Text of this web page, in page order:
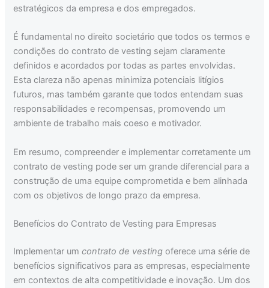
estratégicos da empresa e dos empregados.
É fundamental no direito societário que todos os termos e
condições do contrato de vesting sejam claramente
definidos e acordados por todas as partes envolvidas.
Esta clareza não apenas minimiza potenciais litígios
futuros, mas também garante que todos entendam suas
responsabilidades e recompensas, promovendo um
ambiente de trabalho mais coeso e motivador.
Em resumo, compreender e implementar corretamente um
contrato de vesting pode ser um grande diferencial para a
construção de uma equipe comprometida e bem alinhada
com os objetivos de longo prazo da empresa.
Benefícios do Contrato de Vesting para Empresas
Implementar umcontrato de vesting oferece uma série de
benefícios significativos para as empresas, especialmente
em contextos de alta competitividade e inovação. Um dos